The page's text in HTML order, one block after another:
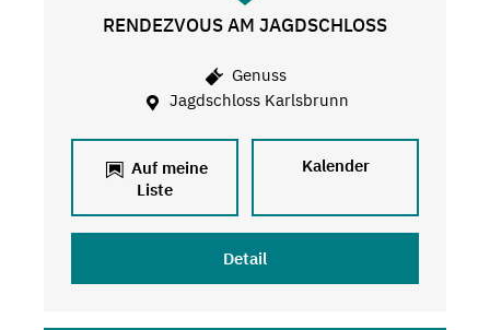
RENDEZVOUS AM JAGDSCHLOSS
Genuss
Jagdschloss Karlsbrunn
Auf meine
Liste
Kalender
Detail